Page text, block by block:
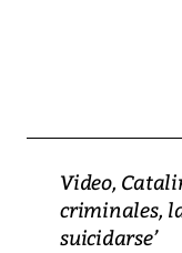
Video,
criminales,
suicidarse’